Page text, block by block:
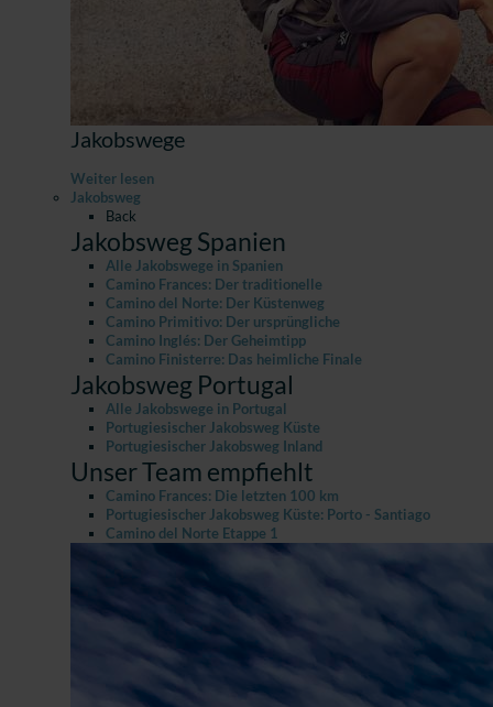
Jakobswege
Weiter lesen
Jakobsweg
Back
Jakobsweg Spanien
Alle Jakobswege in Spanien
Camino Frances: Der traditionelle
Camino del Norte: Der Küstenweg
Camino Primitivo: Der ursprüngliche
Camino Inglés: Der Geheimtipp
Camino Finisterre: Das heimliche Finale
Jakobsweg Portugal
Alle Jakobswege in Portugal
Portugiesischer Jakobsweg Küste
Portugiesischer Jakobsweg Inland
Unser Team empfiehlt
Camino Frances: Die letzten 100 km
Portugiesischer Jakobsweg Küste: Porto - Santiago
Camino del Norte Etappe 1